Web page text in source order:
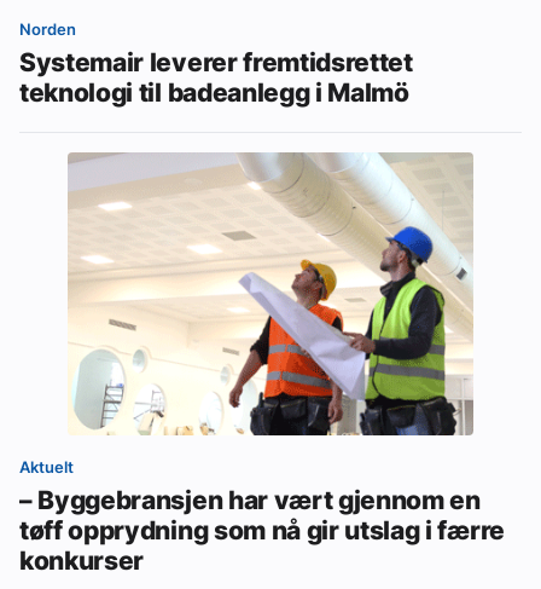
Norden
Systemair leverer fremtidsrettet
teknologi til badeanlegg i Malmö
Aktuelt
– Byggebransjen har vært gjennom en
tøff opprydning som nå gir utslag i færre
konkurser